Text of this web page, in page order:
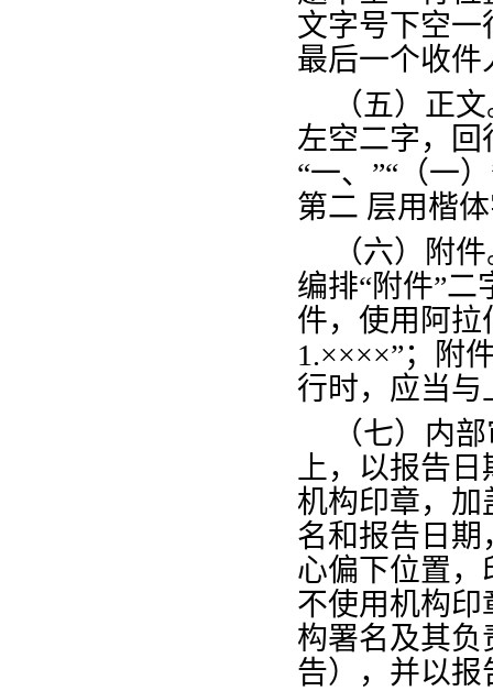
文字号下空
最后一个收
（五）正
左空二字，
“一、”“（一
第二 层用楷
（六）附
编排“附件”
件，使用阿拉
1.××××”；附
行时，应当与
（七）内
上，以报告
机构印章，
名和报告日
心偏下位置
不使用机构
构署名及其
告），并以